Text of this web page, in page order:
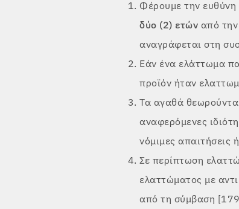
Φέρουμε την
δύο (2) ετών από
αναγράφεται στη
Εάν ένα ελάττωμα
προϊόν ήταν
Τα αγαθά
αναφερόμενες
νόμιμες
Σε περίπτωση
ελαττώματος με
από τη σύμβαση